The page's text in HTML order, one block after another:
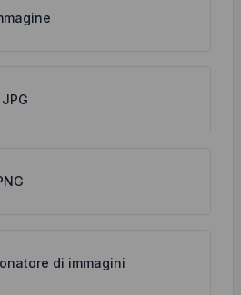
di immagini